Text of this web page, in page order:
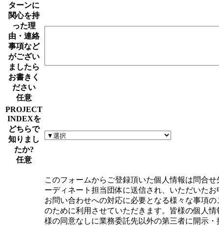
ターンに
関心を持
った理
由・連絡
事項など
がござい
ましたら
お書きく
ださい
任意
PROJECT
INDEXを
どちらで
知りまし
たか?
任意
このフォームからご登録頂いた個人情報は問合せ
ーディネート担当団体に送信され、いただいたお
お問い合わせへの対応に必要となる様々な事項の
のために利用させていただきます。皆様の個人情
様の同意なしに業務委託先以外の第三者に開示・